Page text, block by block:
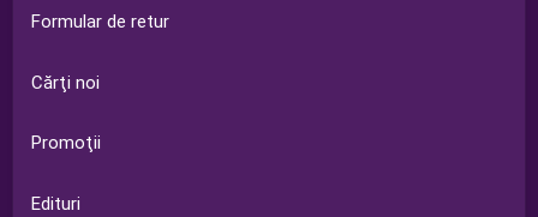
Formular de retur
Cărţi noi
Promoţii
Edituri